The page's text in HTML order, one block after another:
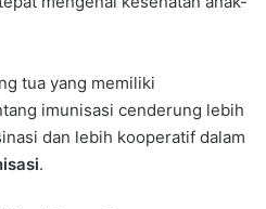
tua yang memiliki
imunisasi cenderung lebih
dan lebih kooperatif dalam
.